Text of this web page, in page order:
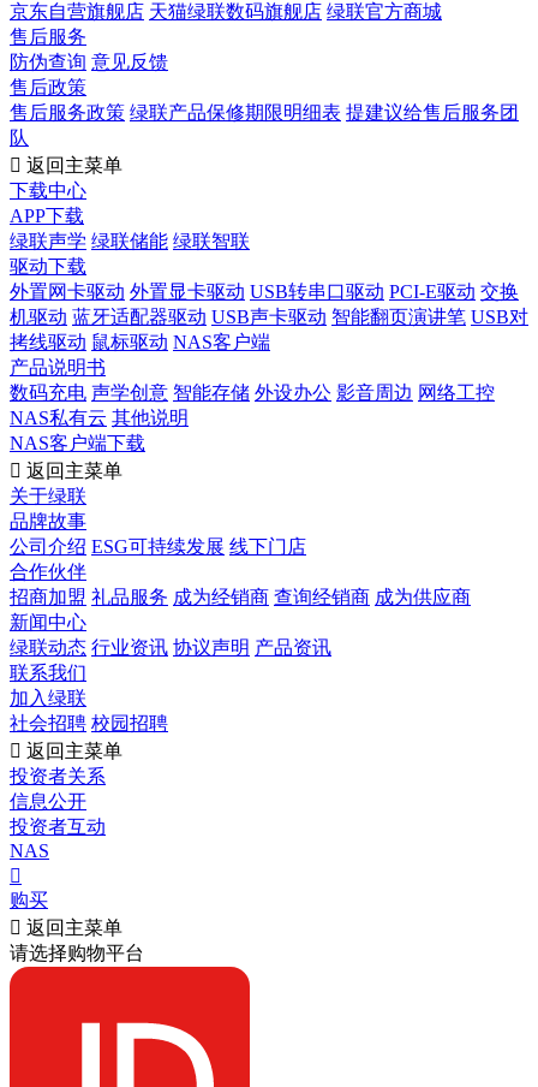
京东自营旗舰店 天猫绿联数码旗舰店 绿联官方商城
售后服务
防伪查询 意见反馈
售后政策
售后服务政策 绿联产品保修期限明细表 提建议给售后服务团
队
 返回主菜单
下载中心
APP下载
绿联声学 绿联储能 绿联智联
驱动下载
外置网卡驱动 外置显卡驱动 USB转串口驱动 PCI-E驱动 交换
机驱动 蓝牙适配器驱动 USB声卡驱动 智能翻页演讲笔 USB对
拷线驱动 鼠标驱动 NAS客户端
产品说明书
数码充电 声学创意 智能存储 外设办公 影音周边 网络工控
NAS私有云 其他说明
NAS客户端下载
 返回主菜单
关于绿联
品牌故事
公司介绍 ESG可持续发展 线下门店
合作伙伴
招商加盟 礼品服务 成为经销商 查询经销商 成为供应商
新闻中心
绿联动态 行业资讯 协议声明 产品资讯
联系我们
加入绿联
社会招聘 校园招聘
 返回主菜单
投资者关系
信息公开
投资者互动
NAS

购买
 返回主菜单
请选择购物平台